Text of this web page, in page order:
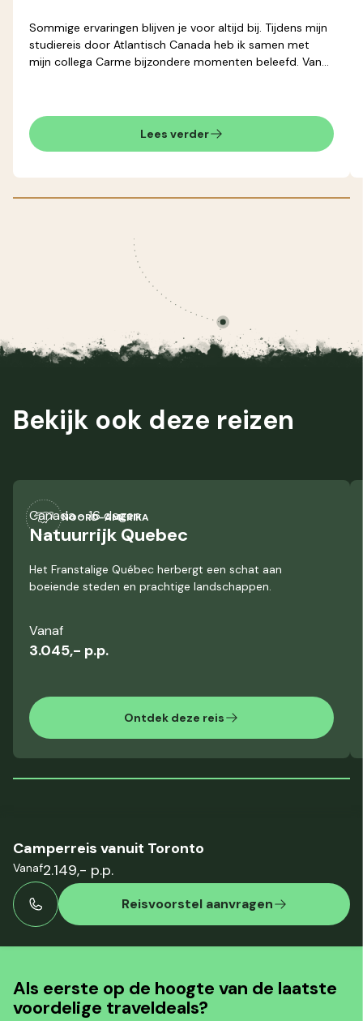
Sommige ervaringen blijven je voor altijd bij. Tijdens mijn
studiereis door Atlantisch Canada heb ik samen met
mijn collega Carme bijzondere momenten beleefd. Van
Newfoundland voelde alsof ik in een andere wereld was.
Lees verder
Bekijk ook deze reizen
NOORD-AMERIKA
Canada- 16 dagen
Natuurrijk Quebec
Het Franstalige Québec herbergt een schat aan
boeiende steden en prachtige landschappen.
Ontdek deze reis
Vanaf
3.045,- p.p.
Camperreis vanuit Toronto
Vanaf2.149,- p.p.
Reisvoorstel aanvragen
Als eerste op de hoogte van de laatste
voordelige traveldeals?